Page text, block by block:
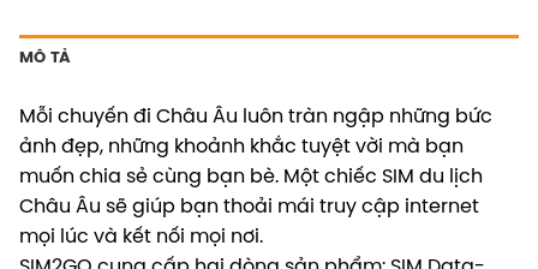
MÔ TẢ
Mỗi chuyến đi Châu Âu luôn tràn ngập những bức
ảnh đẹp, những khoảnh khắc tuyệt vời mà bạn
muốn chia sẻ cùng bạn bè. Một chiếc SIM du lịch
Châu Âu sẽ giúp bạn thoải mái truy cập internet
mọi lúc và kết nối mọi nơi.